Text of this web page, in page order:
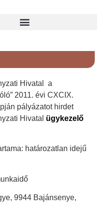
Hivatal a
2011. évi CXCIX.
pályázatot hirdet
Hivatal ügykezelő
határozatlan idejű
9944 Bajánsenye,